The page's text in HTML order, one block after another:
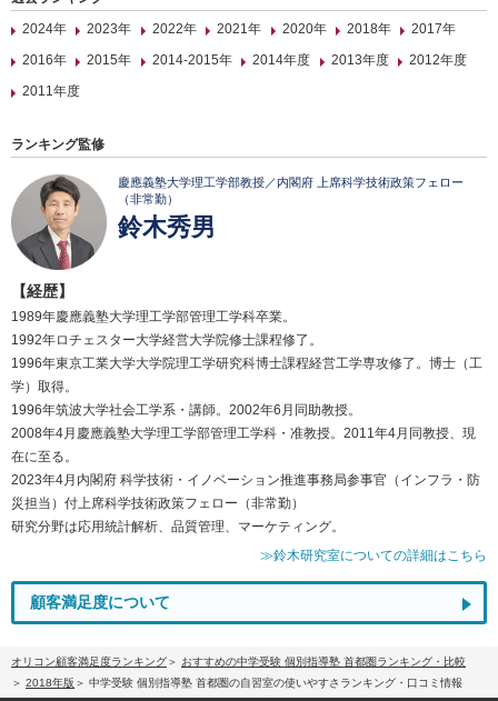
2024年
2023年 2022年 2021年 2020年 2018年
2017年
2016年
2015年 2014-2015年 2014年度 2013年度
2012年度
2011年度
ランキング監修
慶應義塾大学理工学部教授／内閣府 上席科学技術政策フェロー
（非常勤）
鈴木秀男
【経歴】
1989年慶應義塾大学理工学部管理工学科卒業。
1992年ロチェスター大学経営大学院修士課程修了。
1996年東京工業大学大学院理工学研究科博士課程経営工学専攻修了。博士（工
学）取得。
1996年筑波大学社会工学系・講師。2002年6月同助教授。
2008年4月慶應義塾大学理工学部管理工学科・准教授。2011年4月同教授、現
在に至る。
2023年4月内閣府 科学技術・イノベーション推進事務局参事官（インフラ・防
災担当）付上席科学技術政策フェロー（非常勤）
研究分野は応用統計解析、品質管理、マーケティング。
≫鈴木研究室についての詳細はこちら
顧客満足度について
オリコン顧客満足度ランキング
おすすめの中学受験 個別指導塾 首都圏ランキング・比較
2018年版
中学受験 個別指導塾 首都圏の自習室の使いやすさランキング・口コミ情報